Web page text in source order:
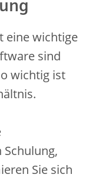
eine wichtige
sind
wichtig ist
Sie sich